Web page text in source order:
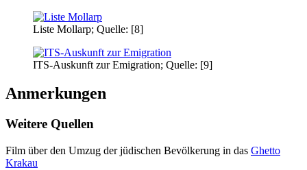
Liste Mollarp; Quelle: [8]
ITS-Auskunft zur Emigration; Quelle: [9]
Anmerkungen
Weitere Quellen
Film über den Umzug der jüdischen Bevölkerung in das Ghetto
Krakau